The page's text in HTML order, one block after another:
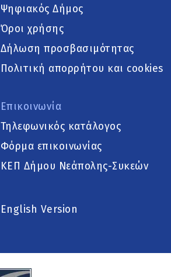
Ψηφιακός Δήμος
Όροι χρήσης
Δήλωση προσβασιμότητας
Πολιτική απορρήτου και cookies
Επικοινωνία
Τηλεφωνικός κατάλογος
Φόρμα επικοινωνίας
ΚΕΠ Δήμου Νεάπολης-Συκεών
English Version